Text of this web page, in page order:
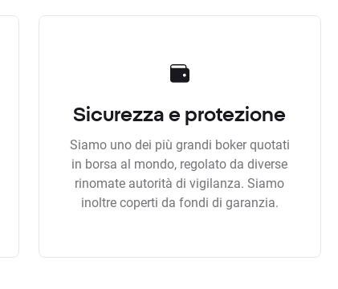
Sicurezza e protezione
Siamo uno dei più grandi boker quotati
in borsa al mondo, regolato da diverse
rinomate autorità di vigilanza. Siamo
inoltre coperti da fondi di garanzia.